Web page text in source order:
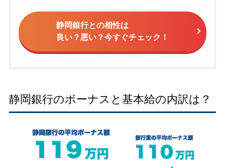
静岡銀行との相性は
良い？悪い？今すぐチェック！
静岡銀行のボーナスと基本給の内訳は？